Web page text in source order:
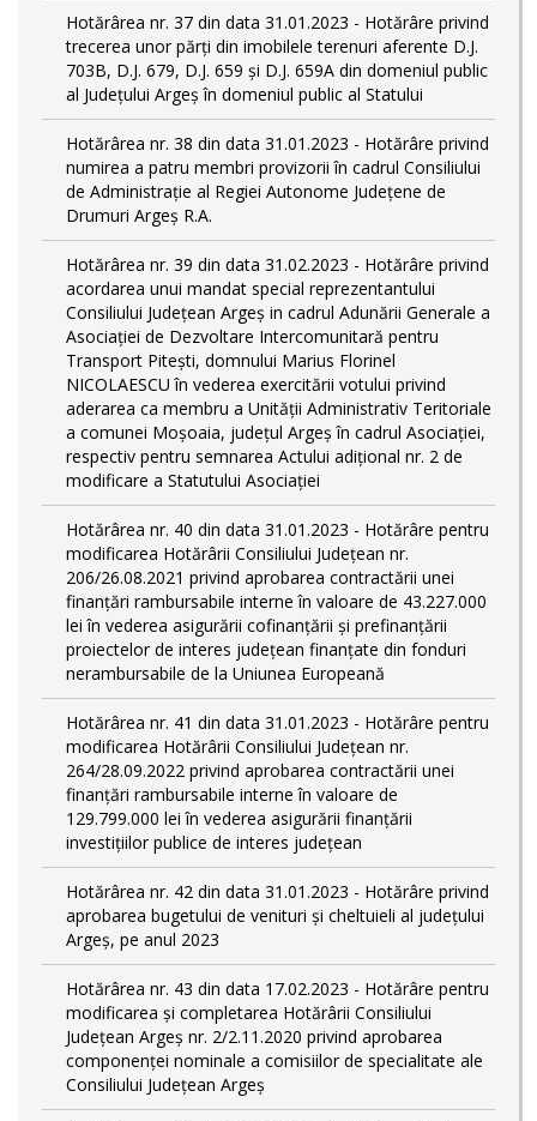
Hotărârea nr. 37 din data 31.01.2023 - Hotărâre privind
trecerea unor părţi din imobilele terenuri aferente D.J.
703B, D.J. 679, D.J. 659 şi D.J. 659A din domeniul public
al Judeţului Argeş în domeniul public al Statului
Hotărârea nr. 38 din data 31.01.2023 - Hotărâre privind
numirea a patru membri provizorii în cadrul Consiliului
de Administraţie al Regiei Autonome Judeţene de
Drumuri Argeş R.A.
Hotărârea nr. 39 din data 31.02.2023 - Hotărâre privind
acordarea unui mandat special reprezentantului
Consiliului Judeţean Argeş in cadrul Adunării Generale a
Asociaţiei de Dezvoltare Intercomunitară pentru
Transport Piteşti, domnului Marius Florinel
NICOLAESCU în vederea exercitării votului privind
aderarea ca membru a Unităţii Administrativ Teritoriale
a comunei Moşoaia, judeţul Argeş în cadrul Asociaţiei,
respectiv pentru semnarea Actului adiţional nr. 2 de
modificare a Statutului Asociaţiei
Hotărârea nr. 40 din data 31.01.2023 - Hotărâre pentru
modificarea Hotărârii Consiliului Judeţean nr.
206/26.08.2021 privind aprobarea contractării unei
finanţări rambursabile interne în valoare de 43.227.000
lei în vederea asigurării cofinanţării şi prefinanţării
proiectelor de interes judeţean finanţate din fonduri
nerambursabile de la Uniunea Europeană
Hotărârea nr. 41 din data 31.01.2023 - Hotărâre pentru
modificarea Hotărârii Consiliului Judeţean nr.
264/28.09.2022 privind aprobarea contractării unei
finanţări rambursabile interne în valoare de
129.799.000 lei în vederea asigurării finanţării
investiţiilor publice de interes judeţean
Hotărârea nr. 42 din data 31.01.2023 - Hotărâre privind
aprobarea bugetului de venituri şi cheltuieli al judeţului
Argeş, pe anul 2023
Hotărârea nr. 43 din data 17.02.2023 - Hotărâre pentru
modificarea și completarea Hotărârii Consiliului
Județean Argeș nr. 2/2.11.2020 privind aprobarea
componenței nominale a comisiilor de specialitate ale
Consiliului Județean Argeș